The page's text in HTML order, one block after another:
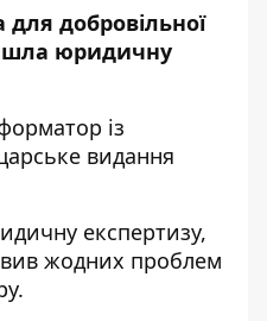
добровільної
юридичну
із
видання
експертизу,
жодних проблем